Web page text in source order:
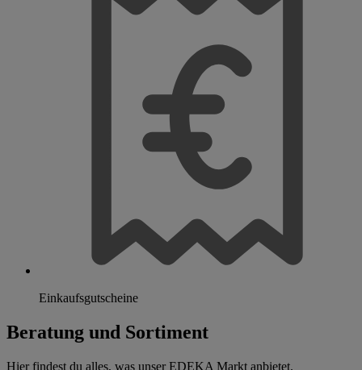
Einkaufsgutscheine
Beratung und Sortiment
Hier findest du alles, was unser EDEKA Markt anbietet.